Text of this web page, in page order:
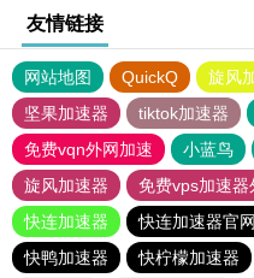
友情链接
网站地图 QuickQ 旋风
坚果加速器
tiktok加速器
免费vqn外网加速
小蓝鸟
旋风加速器
免费vps加速器
快连加速器
快连加速器官
快鸭加速器
快柠檬加速器